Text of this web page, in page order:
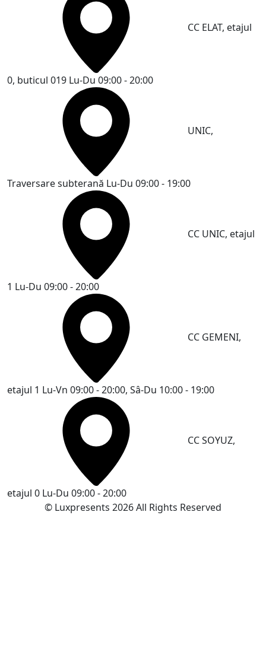
CC ELAT, etajul
0, buticul 019 Lu-Du 09:00 - 20:00
UNIC,
Traversare subterană Lu-Du 09:00 - 19:00
CC UNIC, etajul
1 Lu-Du 09:00 - 20:00
CC GEMENI,
etajul 1 Lu-Vn 09:00 - 20:00, Sâ-Du 10:00 - 19:00
CC SOYUZ,
etajul 0 Lu-Du 09:00 - 20:00
© Luxpresents 2026 All Rights Reserved